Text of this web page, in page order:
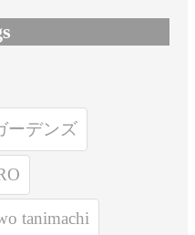
ーデンズ
tanimachi